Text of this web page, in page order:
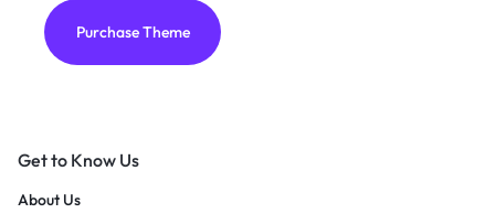
Purchase Theme
Get to Know Us
About Us